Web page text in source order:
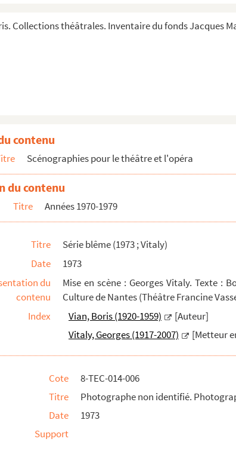
Collections théâtrales. Inventaire du fonds Jacques
du décor
du décor
contenu
Scénographies pour le théâtre et l'opéra
du contenu
Titre Années 1970-1979
Titre
Série blême (1973 ; Vitaly)
Date
1973
du
contenu
Mise en scène : Georges Vitaly. Texte :
Culture de Nantes (Théâtre Francine
Index
Vian, Boris (1920-1959)
[Auteur]
Vitaly, Georges (1917-2007)
[Metteur
Cote
8-TEC-014-006
Titre
Photographe non identifié.
Date
1973
Support